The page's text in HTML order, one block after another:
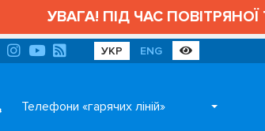
УВАГА! ПІД ЧАС ПОВІТРЯНОЇ
УКР ENG
Телефони «гарячих ліній»